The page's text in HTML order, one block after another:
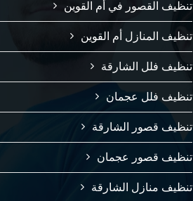
تنظيف القصور في أم القوين
تنظيف المنازل أم القوين
تنظيف فلل الشارقة
تنظيف فلل عجمان
تنظيف قصور الشارقة
تنظيف قصور عجمان
تنظيف منازل الشارقة